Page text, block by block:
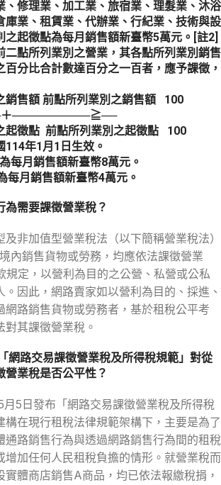
、修理業、加工業、旅宿業、理髮業、沐浴
庫業、租賃業、代辦業、行紀業、技術與設
之起徵點為每月銷售額新臺幣5萬元。[註2]
二點所列業別之營業，其各點所列業別銷售
分比合計數達百分之一百者，應予課徵，
銷售額 前點所列業別之銷售額 100
──────────≧──
起徵點 前點所列業別之起徵點 100
年1月1日生效。
每月銷售額新臺幣8萬元。
每月銷售額新臺幣4萬元。
為需要課徵營業稅？
非加值型營業稅法（以下簡稱營業稅法）
內銷售貨物或勞務，均應依法課徵營業
規定，以營利為目的之公營、私營或公私
。因此，網路賣家如以營利為目的、採進、
網路銷售貨物或勞務者，基於租稅公平考
其課徵營業稅。
網路交易課徵營業稅及所得稅規範」對從
營業稅是否公平性？
5日發布「網路交易課徵營業稅及所得稅
構在現行租稅法律規範架構下，主要是為了
通路銷售行為與透過網路銷售行為間的租稅
增加任何人民租稅負擔的情形。就營業稅而
實體商店銷售A商品，均已依法報繳稅捐，